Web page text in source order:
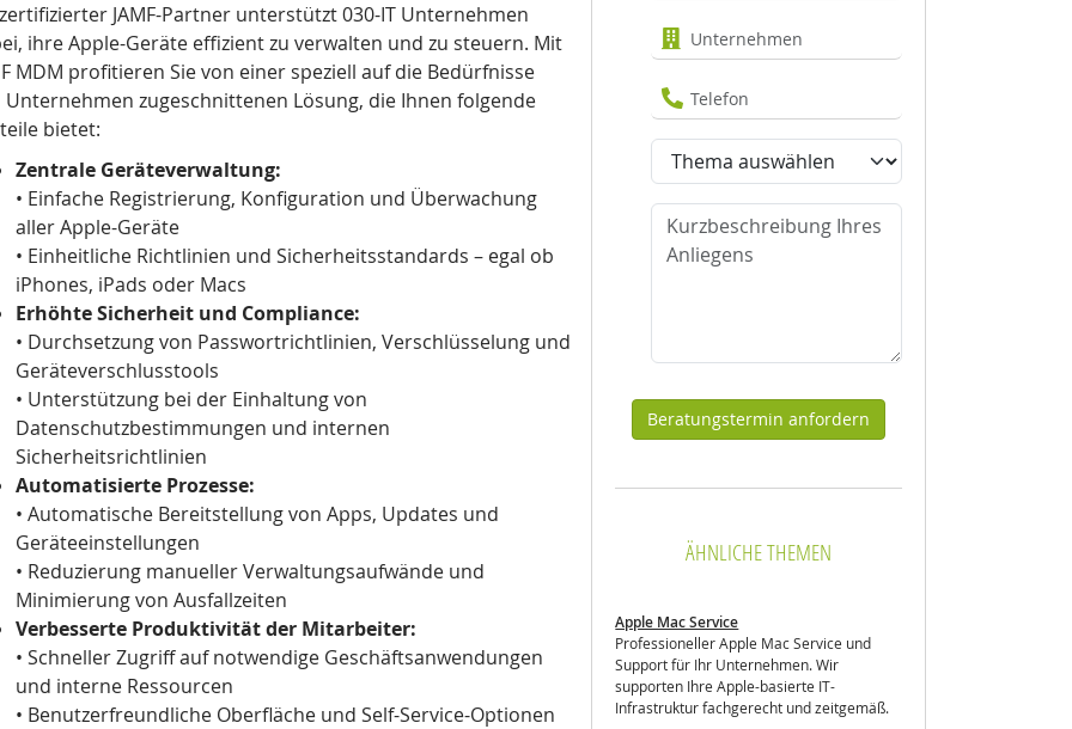
JAMF-Partner unterstützt 030-IT Unternehmen
ihre Apple-Geräte effizient zu verwalten und zu steuern. Mit
MDM profitieren Sie von einer speziell auf die Bedürfnisse
Unternehmen zugeschnittenen Lösung, die Ihnen folgende
bietet:
Zentrale Geräteverwaltung:
• Einfache Registrierung, Konfiguration und Überwachung
aller Apple-Geräte
• Einheitliche Richtlinien und Sicherheitsstandards – egal ob
iPhones, iPads oder Macs
Erhöhte Sicherheit und Compliance:
• Durchsetzung von Passwortrichtlinien, Verschlüsselung und
Geräteverschlusstools
• Unterstützung bei der Einhaltung von
Datenschutzbestimmungen und internen
Sicherheitsrichtlinien
Automatisierte Prozesse:
• Automatische Bereitstellung von Apps, Updates und
Geräteeinstellungen
• Reduzierung manueller Verwaltungsaufwände und
Minimierung von Ausfallzeiten
Verbesserte Produktivität der Mitarbeiter:
• Schneller Zugriff auf notwendige Geschäftsanwendungen
und interne Ressourcen
• Benutzerfreundliche Oberfläche und Self-Service-Optionen
Unternehmen
Telefon
Thema
Nachricht
ÄHNLICHE THEMEN
Apple Mac Service
Professioneller Apple Mac Service und
Support für Ihr Unternehmen. Wir
supporten Ihre Apple-basierte IT-
Infrastruktur fachgerecht und zeitgemäß.